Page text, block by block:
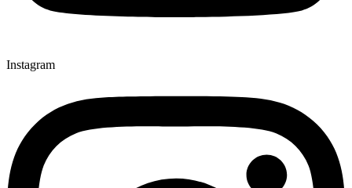
Instagram